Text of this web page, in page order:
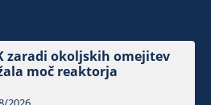
zaradi okoljskih omejitev
moč reaktorja